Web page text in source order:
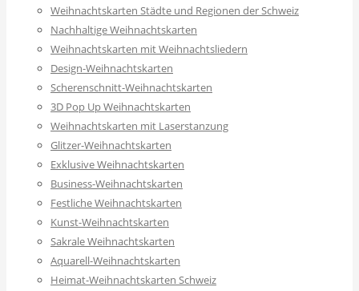
Weihnachtskarten Städte und Regionen der Schweiz
Nachhaltige Weihnachtskarten
Weihnachtskarten mit Weihnachtsliedern
Design-Weihnachtskarten
Scherenschnitt-Weihnachtskarten
3D Pop Up Weihnachtskarten
Weihnachtskarten mit Laserstanzung
Glitzer-Weihnachtskarten
Exklusive Weihnachtskarten
Business-Weihnachtskarten
Festliche Weihnachtskarten
Kunst-Weihnachtskarten
Sakrale Weihnachtskarten
Aquarell-Weihnachtskarten
Heimat-Weihnachtskarten Schweiz